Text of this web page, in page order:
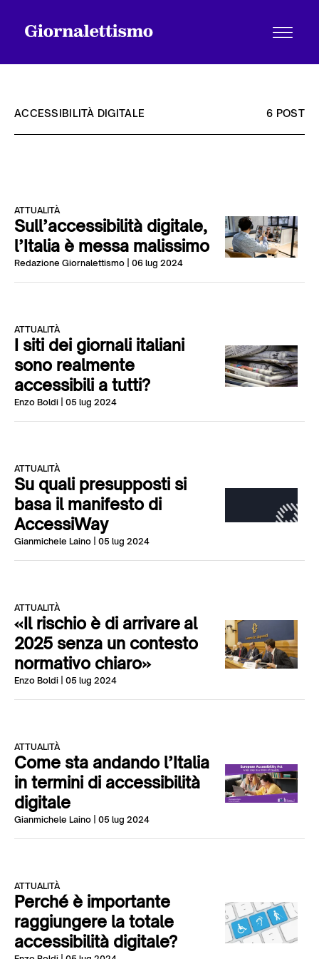
Chi siamo
Contatti
ACCESSIBILITÀ DIGITALE 6 POST
ATTUALITÀ
Sull’accessibilità digitale,
l’Italia è messa malissimo
Redazione Giornalettismo | 06 lug 2024
ATTUALITÀ
I siti dei giornali italiani
sono realmente
accessibili a tutti?
Enzo Boldi | 05 lug 2024
ATTUALITÀ
Su quali presupposti si
basa il manifesto di
AccessiWay
Gianmichele Laino | 05 lug 2024
ATTUALITÀ
«Il rischio è di arrivare al
2025 senza un contesto
normativo chiaro»
Enzo Boldi | 05 lug 2024
ATTUALITÀ
Come sta andando l’Italia
in termini di accessibilità
digitale
Gianmichele Laino | 05 lug 2024
ATTUALITÀ
Perché è importante
raggiungere la totale
accessibilità digitale?